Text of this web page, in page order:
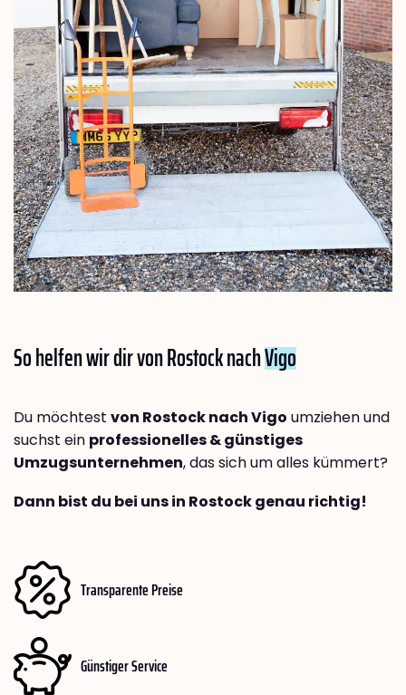
So helfen wir dir von Rostock nachVigo
Du möchtest von Rostock nach Vigo umziehen und
suchst ein professionelles & günstiges
Umzugsunternehmen, das sich um alles kümmert?
Dann bist du bei uns in Rostock genau richtig!
Transparente Preise
Günstiger Service